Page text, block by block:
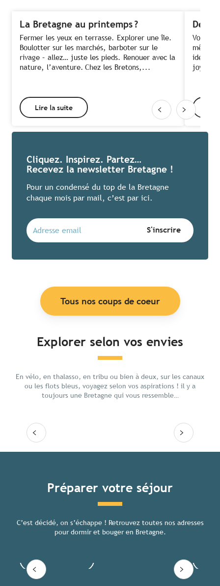
La Bretagne au printemps ?
Fermer les yeux en terrasse. Explorer une île.
Boulotter sur les marchés, barboter sur le
rivage – allez… juste les pieds. Renouer avec la
nature, l’aventure. Chez les Bretons,...
Lire la suite
Des
Voir
même
idée !
Cliquez. Inspirez. Partez…
Recevez la newsletter Bretagne !
Pour un condensé du top de la Bretagne
chaque mois par mail, c’est par ici.
Tous nos coups de coeur
Explorer selon vos envies
En vélo, en thalasso, en tribu ou bien à deux, sur les canaux
ou les flots bleus, voyagez selon vos aspirations ! il y a
toujours une Bretagne qui vous ressemble…
Voyage responsable en Bretagne
Lire la suite
Préparer votre séjour
C’est décidé, on s’échappe ! Retrouvez toutes nos adresses
pour dormir et bouger en Bretagne.
Tous les hébergements
Voir les offres